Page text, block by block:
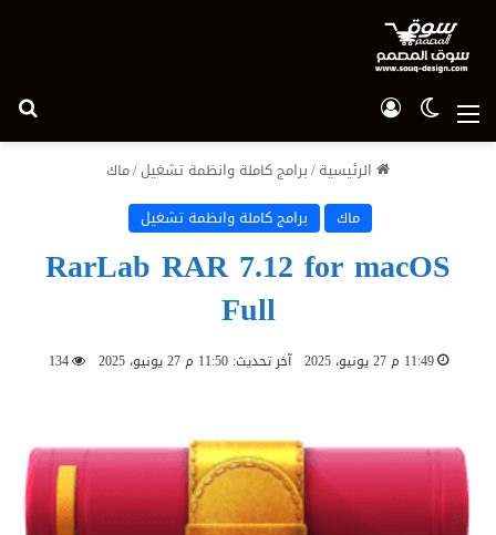
القائمة الوضع المظلم
الرئيسية/برامج كاملة وانظمة تشغيل/ماك
ماك
برامج كاملة وانظمة تشغيل
RarLab RAR 7.12 for macOS
Full
11:49 م 27 يونيو، 2025 آخر تحديث: 11:50 م 27 يونيو، 2025 134